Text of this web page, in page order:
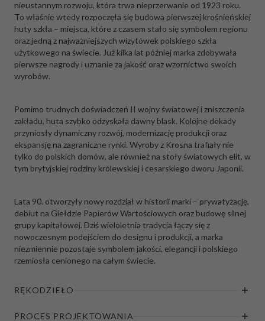
nieustannym rozwoju, która trwa nieprzerwanie od 1923 roku.
To właśnie wtedy rozpoczęła się budowa pierwszej krośnieńskiej
huty szkła – miejsca, które z czasem stało się symbolem regionu
oraz jedną z najważniejszych wizytówek polskiego szkła
użytkowego na świecie. Już kilka lat później marka zdobywała
pierwsze nagrody i uznanie za jakość oraz wzornictwo swoich
wyrobów.
Pomimo trudnych doświadczeń II wojny światowej i zniszczenia
zakładu, huta szybko odzyskała dawny blask. Kolejne dekady
przyniosły dynamiczny rozwój, modernizację produkcji oraz
ekspansję na zagraniczne rynki. Wyroby z Krosna trafiały nie
tylko do polskich domów, ale również na stoły światowych elit, w
tym brytyjskiej rodziny królewskiej i cesarskiego dworu Japonii.
Lata 90. otworzyły nowy rozdział w historii marki – prywatyzację,
debiut na Giełdzie Papierów Wartościowych oraz budowę silnej
grupy kapitałowej. Dziś wieloletnia tradycja łączy się z
nowoczesnym podejściem do designu i produkcji, a marka
niezmiennie pozostaje symbolem jakości, elegancji i polskiego
rzemiosła cenionego na całym świecie.
RĘKODZIEŁO
PROCES PROJEKTOWANIA